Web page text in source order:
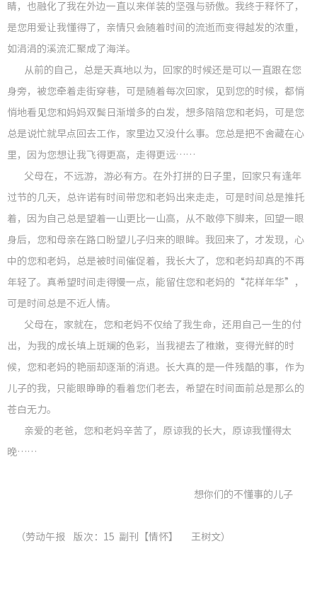
睛，也融化了我在外边一直以来佯装的坚强与骄傲。我终于释怀了，
是您用爱让我懂得了，亲情只会随着时间的流逝而变得越发的浓重，
如涓涓的溪流汇聚成了海洋。
从前的自己，总是天真地以为，回家的时候还是可以一直跟在您
身旁，被您牵着走街穿巷，可是随着每次回家，见到您的时候，都悄
悄地看见您和妈妈双鬓日渐增多的白发，想多陪陪您和老妈，可是您
总是说忙就早点回去工作，家里边又没什么事。您总是把不舍藏在心
里，因为您想让我飞得更高，走得更远……
父母在，不远游，游必有方。在外打拼的日子里，回家只有逢年
过节的几天，总许诺有时间带您和老妈出来走走，可是时间总是推托
着，因为自己总是望着一山更比一山高，从不敢停下脚来，回望一眼
身后，您和母亲在路口盼望儿子归来的眼眸。我回来了，才发现，心
中的您和老妈，总是被时间催促着，我长大了，您和老妈却真的不再
年轻了。真希望时间走得慢一点，能留住您和老妈的“花样年华”，
可是时间总是不近人情。
父母在，家就在，您和老妈不仅给了我生命，还用自己一生的付
出，为我的成长填上斑斓的色彩，当我褪去了稚嫩，变得光鲜的时
候，您和老妈的艳丽却逐渐的消退。长大真的是一件残酷的事，作为
儿子的我，只能眼睁睁的看着您们老去，希望在时间面前总是那么的
苍白无力。
亲爱的老爸，您和老妈辛苦了，原谅我的长大，原谅我懂得太
晚……
想你们的不懂事的儿子
（劳动午报 版次：15 副刊【情怀】 王树文）